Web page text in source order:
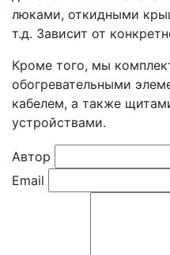
люками, откидными
т.д. Зависит от
Кроме того, мы
обогревательными
кабелем, а также
устройствами.
Автор
Email